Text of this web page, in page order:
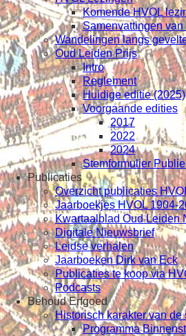
Komende HVOL
Samenvattingen
Wandelingen langs
Oud Leiden Prijs
Intro
Reglement
Huidige editie (2025)
Voorgaande edities
2017
2022
2024
Stemformulier
Publicaties
Overzicht publicaties
Jaarboekjes HVOL 1904-
Kwartaalblad Oud Leiden
Digitale Nieuwsbrief
Leidse verhalen
Jaarboeken Dirk van Eck
Publicaties te koop via
Podcasts
Behoud Erfgoed
Historisch karakter van de
Programma